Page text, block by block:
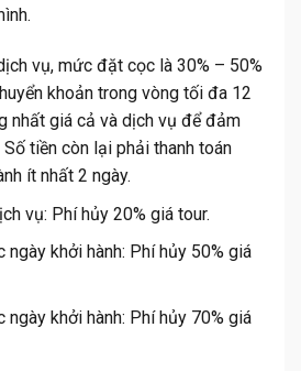
vụ, mức đặt cọc là 30% – 50%
khoản trong vòng tối đa 12
nhất giá cả và dịch vụ để đảm
tiền còn lại phải thanh toán
ít nhất 2 ngày.
vụ: Phí hủy 20% giá tour.
ngày khởi hành: Phí hủy 50% giá
ngày khởi hành: Phí hủy 70% giá